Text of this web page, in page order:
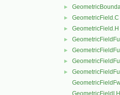
►
► GeometricField.C
► GeometricField.H
►
►
►
►
GeometricFieldI.H